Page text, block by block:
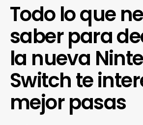
Todo lo que
saber para
la nueva
Switch te
mejor pasas